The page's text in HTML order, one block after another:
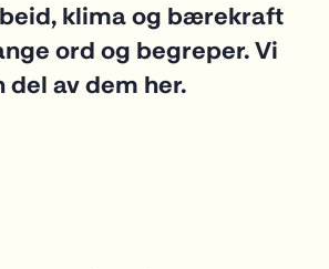
klima og bærekraft
ord og begreper. Vi
del av dem her.